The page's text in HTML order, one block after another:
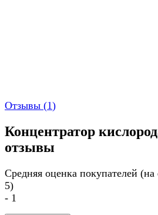
Отзывы (1)
Концентратор
отзывы
Средняя оценка покупателей
5)
- 1